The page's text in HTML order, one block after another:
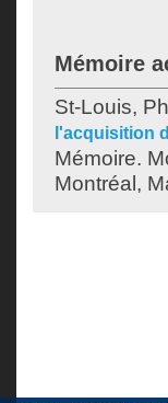
Mémoire
St-Louis,
l'acquisition
Mémoire.
Montréal,